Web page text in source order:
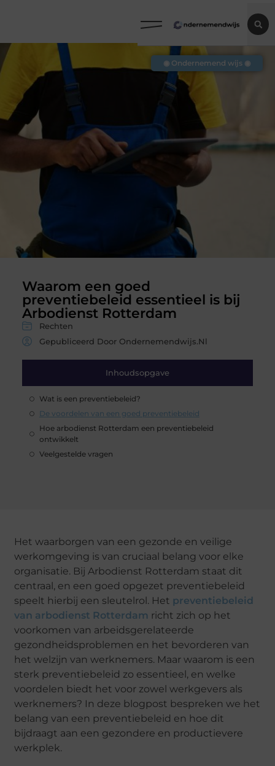
Waarom een goed
preventiebeleid essentieel is bij
Arbodienst Rotterdam
Rechten
Gepubliceerd Door Ondernemendwijs.nl
Inhoudsopgave
Wat is een preventiebeleid?
De voordelen van een goed preventiebeleid
Hoe arbodienst Rotterdam een preventiebeleid
ontwikkelt
Veelgestelde vragen
◉ Ondernemend wijs ◉
Het waarborgen van een gezonde en veilige
werkomgeving is van cruciaal belang voor elke
organisatie. Bij Arbodienst Rotterdam staat dit
centraal, en een goed opgezet preventiebeleid
speelt hierbij een sleutelrol. Het preventiebeleid
van arbodienst Rotterdam richt zich op het
voorkomen van arbeidsgerelateerde
gezondheidsproblemen en het bevorderen van
het welzijn van werknemers. Maar waarom is een
sterk preventiebeleid zo essentieel, en welke
voordelen biedt het voor zowel werkgevers als
werknemers? In deze blogpost bespreken we het
belang van een preventiebeleid en hoe dit
bijdraagt aan een gezondere en productievere
werkplek.